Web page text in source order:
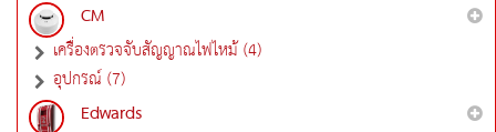
CM
เครื่องตรวจจับสัญญาณไฟไหม้ (4)
อุปกรณ์ (7)
Edwards